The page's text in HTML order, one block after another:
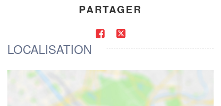
PARTAGER
LOCALISATION